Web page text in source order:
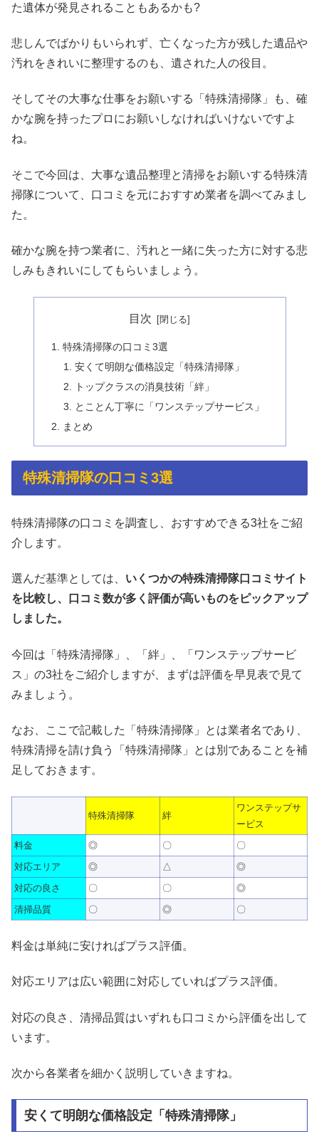
た遺体が発見されることもあるかも?
悲しんでばかりもいられず、亡くなった方が残した遺品や
汚れをきれいに整理するのも、遺された人の役目。
そしてその大事な仕事をお願いする「特殊清掃隊」も、確
かな腕を持ったプロにお願いしなければいけないですよ
ね。
そこで今回は、大事な遺品整理と清掃をお願いする特殊清
掃隊について、口コミを元におすすめ業者を調べてみまし
た。
確かな腕を持つ業者に、汚れと一緒に失った方に対する悲
しみもきれいにしてもらいましょう。
目次
特殊清掃隊の口コミ3選
安くて明朗な価格設定「特殊清掃隊」
トップクラスの消臭技術「絆」
とことん丁寧に「ワンステップサービス」
まとめ
特殊清掃隊の口コミ3選
特殊清掃隊の口コミを調査し、おすすめできる3社をご紹
介します。
選んだ基準としては、 いくつかの特殊清掃隊口コミサイト
を比較し、口コミ数が多く評価が高いものをピックアップ
しました。
今回は「特殊清掃隊」、「絆」、「ワンステップサービ
ス」の3社をご紹介しますが、まずは評価を早見表で見て
みましょう。
なお、ここで記載した「特殊清掃隊」とは業者名であり、
特殊清掃を請け負う「特殊清掃隊」とは別であることを補
足しておきます。
特殊清掃隊 絆
ワンステップサ
ービス
料金
◎ 〇
〇
対応エリア
◎ △
◎
対応の良さ
〇 〇
◎
清掃品質
〇 ◎ 〇
料金は単純に安ければプラス評価。
対応エリアは広い範囲に対応していればプラス評価。
対応の良さ、清掃品質はいずれも口コミから評価を出して
います。
次から各業者を細かく説明していきますね。
安くて明朗な価格設定「特殊清掃隊」